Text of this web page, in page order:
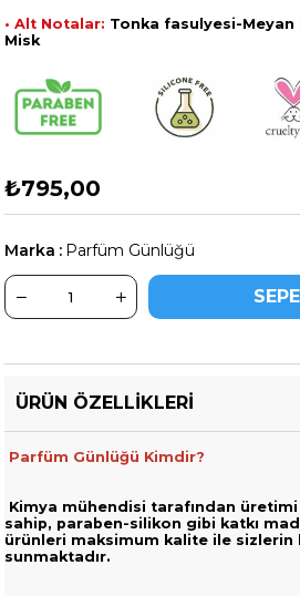
• Alt Notalar: Tonka fasulyesi-
Misk
₺795,00
Marka : Parfüm Günlüğü
ÜRÜN ÖZELLIKLERI
Parfüm Günlüğü Kimdir?
Kimya mühendisi tarafından üretimi
sahip, paraben-silikon gibi katkı
ürünleri maksimum kalite ile sizlerin
sunmaktadır.